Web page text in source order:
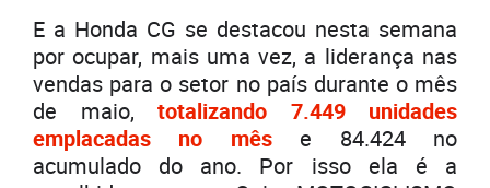
E a Honda CG se destacou nesta semana
por ocupar, mais uma vez, a liderança nas
vendas para o setor no país durante o mês
de maio, totalizando 7.449 unidades
emplacadas no mêse 84.424 no
acumulado do ano. Por isso ela é a